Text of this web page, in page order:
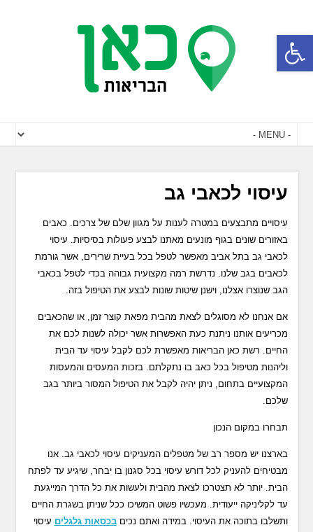
פתח סרגל נגישות
עיסוי לכאבי גב
עיסויים מתבצעים במטרה לענות על מגוון שלם של צרכים. כאבים
באזורים שונים בגוף מונעים מאתנו לבצע פעולות בסיסיות. עיסוי
לכאבי גב בתל אביב מאפשר לטפל בכל בעיית שרירים, אשר גורמת
לכאבים בגב שלנו. נדרשת רמה מקצועית גבוהה בכדי לטפל בכאבי
הגב שנוצרו אצלנו, וישנן שיטות שונות לבצע את הטיפול בזה.
אם אנחנו לא מסוגלים לצאת מהבית מפאת קוצר זמן, או שהכאבים
מכריעים אותנו ניתנת כעת האפשרות אשר יכולה לשנות לכם את
החיים. רשת כאן הבריאות מאפשרת לכם לקבל עיסוי עד הבית
וליהנות מטיפול בכל כאב בו נתקלתם. בזכות המעסים והמעסות
המקצועיים בתחום, ניתן יהיה לקבל את הטיפול המסור ביותר בגב
שלכם.
תבחרו במקום הנכון
בארצנו יש מספר רב של מטפלים המעניקים עיסוי לכאבי גב. אנו
מבטיחים להעניק לכל דורש עיסוי בכל סגנון בו יבחר, שיגיע עד לפתח
הבית. יותר לא תצטרכו לצאת מהבית ולעשות את כל הדרך המייגעת
עד לקליניקה ייעודית. מעכשיו פשוט המשיכו ככל שניתן בשגרת החיים
ותשלבו בתוכה את העיסוי. במידה ואתם נכיםבכסאות גלגלים עיסוי